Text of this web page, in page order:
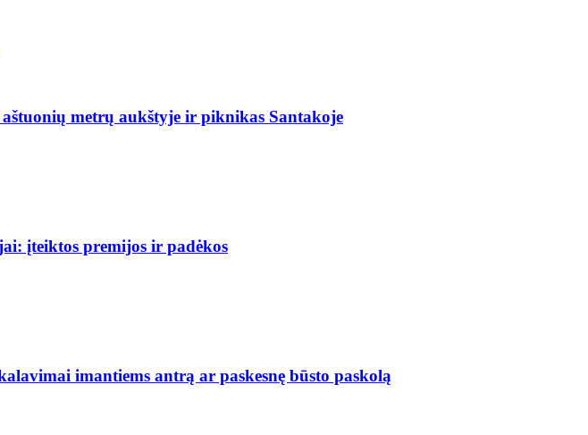
metrų aukštyje ir piknikas Santakoje
įteiktos premijos ir padėkos
imantiems antrą ar paskesnę būsto paskolą